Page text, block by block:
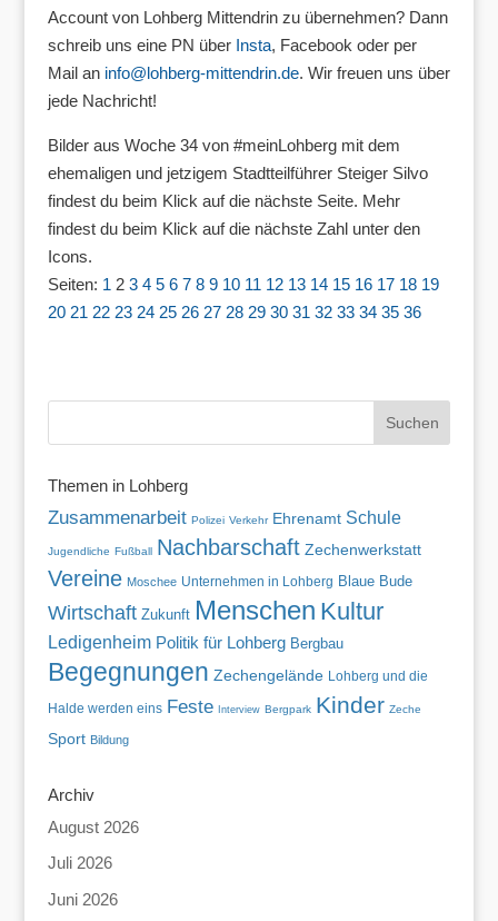
Account von Lohberg Mittendrin zu übernehmen? Dann
schreib uns eine PN über Insta, Facebook oder per
Mail an info@lohberg-mittendrin.de. Wir freuen uns über
jede Nachricht!
Bilder aus Woche 34 von #meinLohberg mit dem
ehemaligen und jetzigem Stadtteilführer Steiger Silvo
findest du beim Klick auf die nächste Seite. Mehr
findest du beim Klick auf die nächste Zahl unter den
Icons.
Seiten: 1 2 3 4 5 6 7 8 9 10 11 12 13 14 15 16 17 18 19
20 21 22 23 24 25 26 27 28 29 30 31 32 33 34 35 36
Themen in Lohberg
Zusammenarbeit Polizei Verkehr Ehrenamt Schule
Jugendliche Fußball Nachbarschaft Zechenwerkstatt
Vereine Moschee Unternehmen in Lohberg Blaue Bude
Wirtschaft Zukunft Menschen Kultur
Ledigenheim Politik für Lohberg Bergbau
Begegnungen Zechengelände Lohberg und die
Halde werden eins Feste Interview Bergpark Kinder Zeche
Sport Bildung
Archiv
August 2026
Juli 2026
Juni 2026